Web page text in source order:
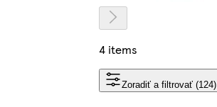
4 items
Zoradiť a filtrovať (124)